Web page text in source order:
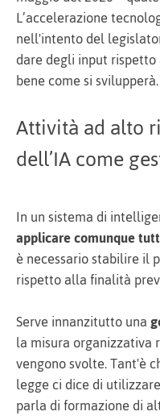
L’accelerazione
nell'intento del
dare degli input rispetto
bene come si svilupperà.
Attività ad alto
dell’IA come
In un sistema di
applicare comunque
è necessario stabilire il
rispetto alla finalità
Serve innanzitutto una
la misura
vengono svolte. Tant'è
legge ci dice di
parla di formazione di